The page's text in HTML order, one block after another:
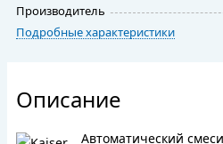
Производитель
Подробные характеристики
Описание
Автоматический